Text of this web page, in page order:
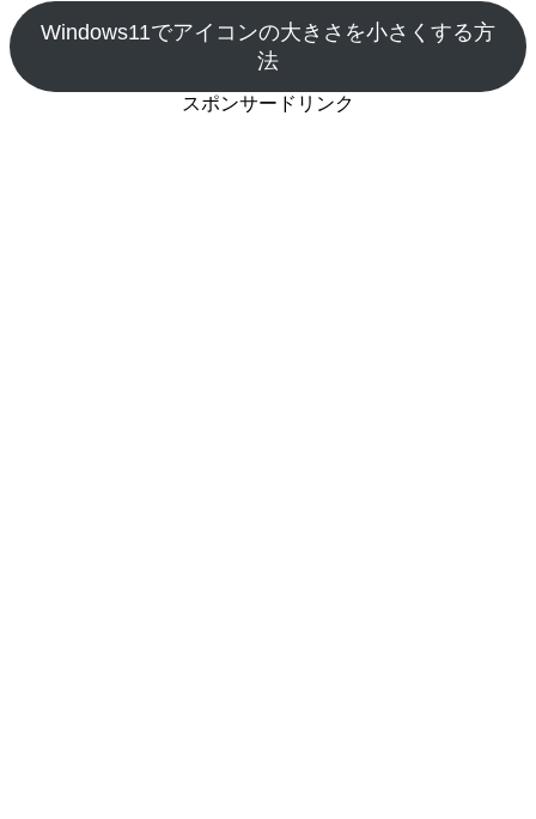
Windows11でアイコンの大きさを小さくする方
法
スポンサードリンク